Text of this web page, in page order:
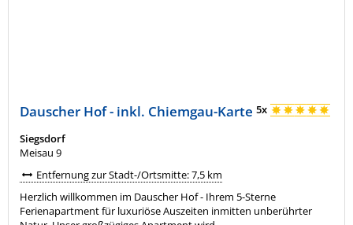
Dauscher Hof - inkl. Chiemgau-Karte 5x
Siegsdorf
Meisau 9
Entfernung zur Stadt-/Ortsmitte: 7,5 km
Herzlich willkommen im Dauscher Hof - Ihrem 5-Sterne
Ferienapartment für luxuriöse Auszeiten inmitten unberührter